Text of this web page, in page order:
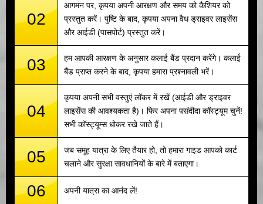
02
आगमन पर, कृपया अपनी आरक्षण और समय को कैशियर को
प्रस्तुत करें। पुष्टि के बाद, कृपया अपना वैध ड्राइवर लाइसेंस
और आईडी (पासपोर्ट) प्रस्तुत करें।
03
हम आपकी आरक्षण के अनुसार कलाई बैंड प्रदान करेंगे। कलाई
बैंड प्राप्त करने के बाद, कृपया हमारा प्रश्नावली भरें।
04
कृपया अपनी सभी वस्तुएं लॉकर में रखें (आईडी और ड्राइवर
लाइसेंस की आवश्यकता है)। फिर अपना पसंदीदा कॉस्ट्यूम चुनें!
सभी कॉस्ट्यूम्स धोकर रखे जाते हैं।
05
जब समूह यात्रा के लिए तैयार हो, तो हमारा गाइड आपको कार्ट
चलाने और सुरक्षा सावधानियों के बारे में बताएगा।
06 अपनी यात्रा का आनंद लें!